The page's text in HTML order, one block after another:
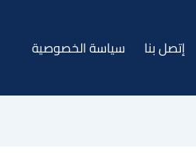
إتصل بنا سياسة الخصوصية